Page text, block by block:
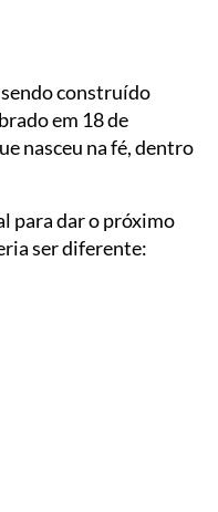
sendo construído
em 18 de
nasceu na fé, dentro
para dar o próximo
ser diferente: